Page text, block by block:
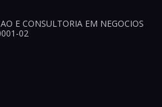
E CONSULTORIA EM NEGOCIOS
02